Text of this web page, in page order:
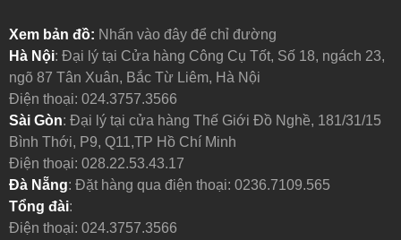
Xem bản đồ: Nhấn vào đây để chỉ đường
Hà Nội: Đại lý tại Cửa hàng Công Cụ Tốt, Số 18, ngách 23,
ngõ 87 Tân Xuân, Bắc Từ Liêm, Hà Nội
Điện thoại: 024.3757.3566
Sài Gòn: Đại lý tại cửa hàng Thế Giới Đồ Nghề, 181/31/15
Bình Thới, P9, Q11,TP Hồ Chí Minh
Điện thoại: 028.22.53.43.17
Đà Nẵng: Đặt hàng qua điện thoại: 0236.7109.565
Tổng đài:
Điện thoại: 024.3757.3566